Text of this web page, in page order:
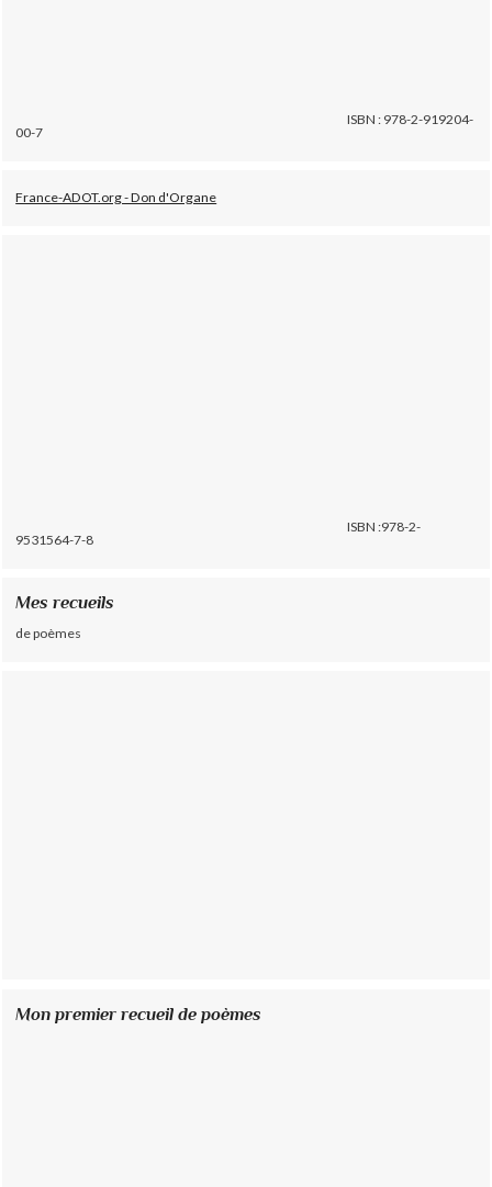
ISBN : 978-2-919204-
00-7
France-ADOT.org - Don d'Organe
ISBN :978-2-
9531564-7-8
Mes recueils
de poèmes
Mon premier recueil de poèmes